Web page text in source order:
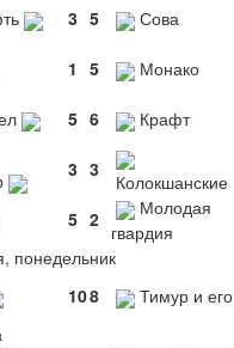
3 5 Сова
1 5 Монако
5 6 Крафт
3 3
Колокшанские
5 2
Молодая
гвардия
понедельник
108 Тимур и его